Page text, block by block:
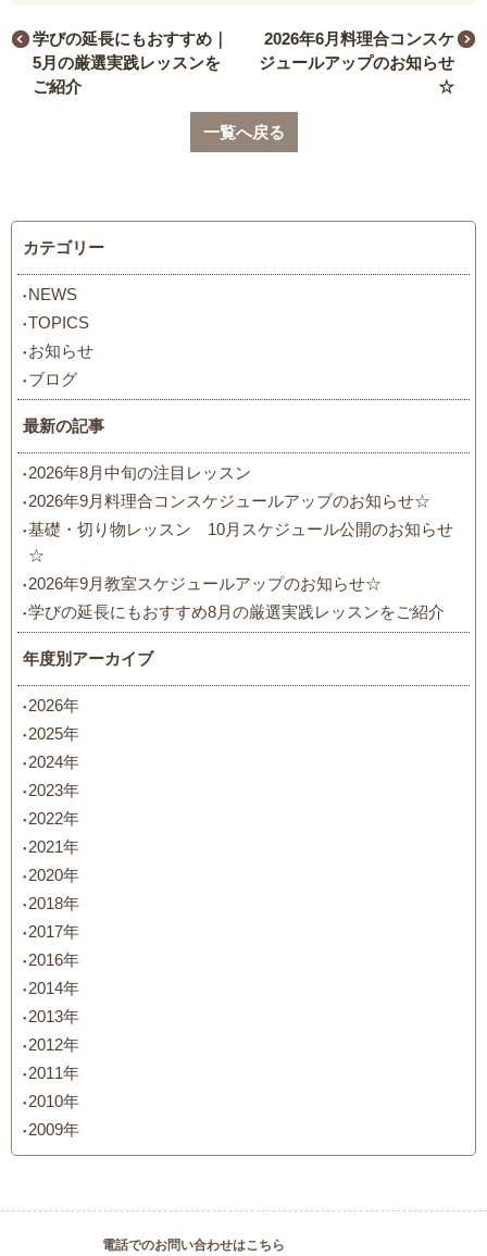
学びの延長にもおすすめ｜
5月の厳選実践レッスンを
ご紹介
2026年6月料理合コンスケ
ジュールアップのお知らせ
☆
一覧へ戻る
カテゴリー
NEWS
TOPICS
お知らせ
ブログ
最新の記事
2026年8月中旬の注目レッスン
2026年9月料理合コンスケジュールアップのお知らせ☆
基礎・切り物レッスン 10月スケジュール公開のお知らせ
☆
2026年9月教室スケジュールアップのお知らせ☆
学びの延長にもおすすめ8月の厳選実践レッスンをご紹介
年度別アーカイブ
2026年
2025年
2024年
2023年
2022年
2021年
2020年
2018年
2017年
2016年
2014年
2013年
2012年
2011年
2010年
2009年
電話でのお問い合わせはこちら